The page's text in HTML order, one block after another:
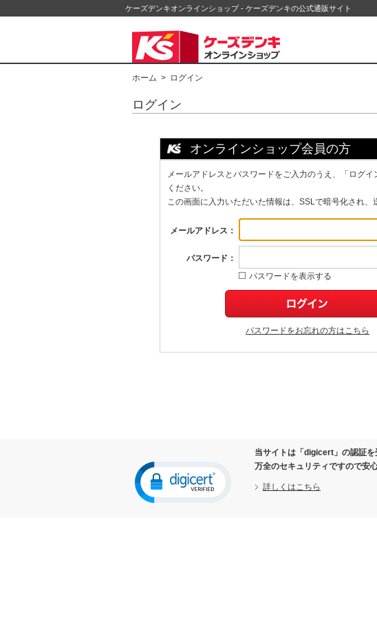
ケーズデンキオンラインショップ - ケーズデンキの公式通販サイト
ホーム > ログイン
ログイン
オンラインショップ会員の方
メールアドレスとパスワードをご入力のうえ、「ログイ
ください。
この画面に入力いただいた情報は、SSLで暗号化され、
メールアドレス：
パスワード：
パスワードを表示する
パスワードをお忘れの方はこちら
当サイトは「digicert」の認証を
万全のセキュリティですので安
詳しくはこちら